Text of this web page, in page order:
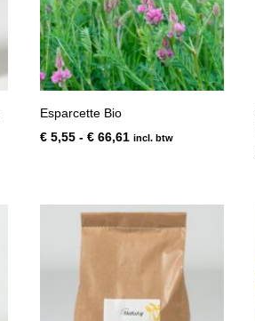
Esparcette Bio
€5,55 - €66,61Prijsklasse:
incl. btw